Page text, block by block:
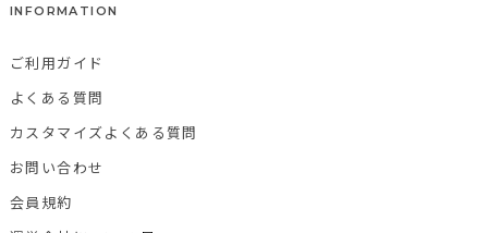
INFORMATION
ご利用ガイド
よくある質問
カスタマイズよくある質問
お問い合わせ
会員規約